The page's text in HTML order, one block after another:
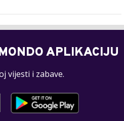
APLIKACIJU
vijesti i zabave.